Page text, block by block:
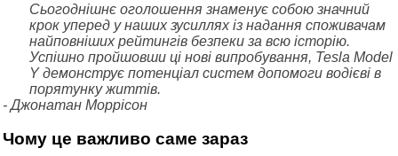
Сьогоднішнє оголошення знаменує собою значний
крок уперед у наших зусиллях із надання споживачам
найповніших рейтингів безпеки за всю історію.
Успішно пройшовши ці нові випробування, Tesla Model
Y демонструє потенціал систем допомоги водієві в
порятунку життів.
- Джонатан Моррісон
Чому це важливо саме зараз